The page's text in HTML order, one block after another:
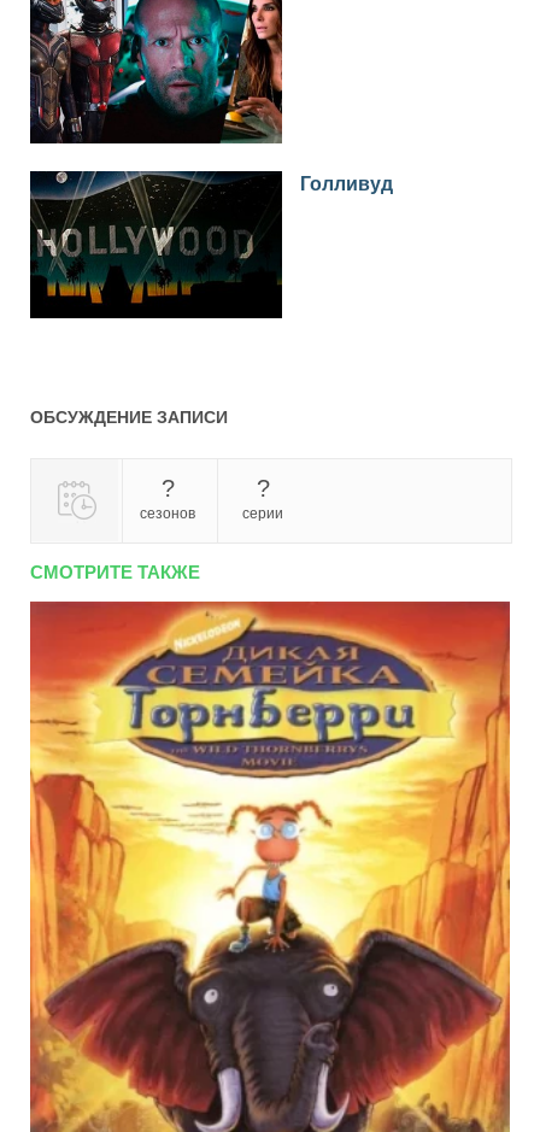
Голливуд
ОБСУЖДЕНИЕ ЗАПИСИ
?
сезонов
?
серии
СМОТРИТЕ ТАКЖЕ